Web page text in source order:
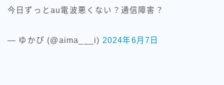
今日ずっとau電波悪くない？通信障害？
— ゆかぴ (@aima___i) 2024年6月7日